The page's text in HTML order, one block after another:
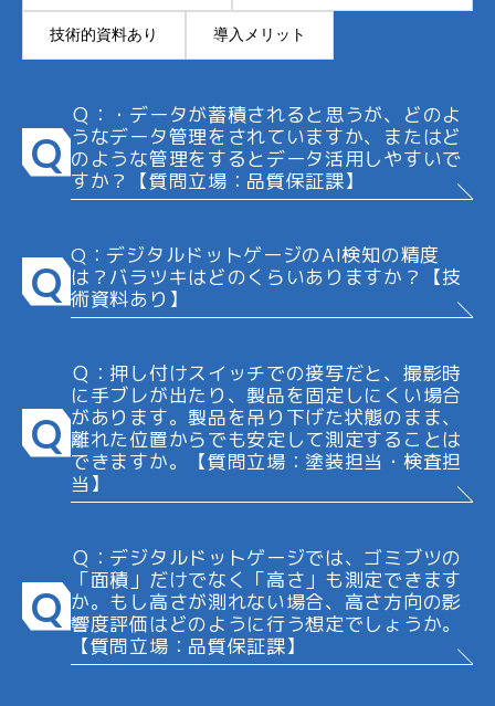
技術的資料あり 導入メリット
Q
Ｑ：・データが蓄積されると思うが、どのよ
うなデータ管理をされていますか、またはど
のような管理をするとデータ活用しやすいで
すか？【質問立場：品質保証課】
Q
Q：デジタルドットゲージのAI検知の精度
は？バラツキはどのくらいありますか？【技
術資料あり】
Q
Ｑ：押し付けスイッチでの接写だと、撮影時
に手ブレが出たり、製品を固定しにくい場合
があります。製品を吊り下げた状態のまま、
離れた位置からでも安定して測定することは
できますか。【質問立場：塗装担当・検査担
当】
Q
Ｑ：デジタルドットゲージでは、ゴミブツの
「面積」だけでなく「高さ」も測定できます
か。もし高さが測れない場合、高さ方向の影
響度評価はどのように行う想定でしょうか。
【質問立場：品質保証課】